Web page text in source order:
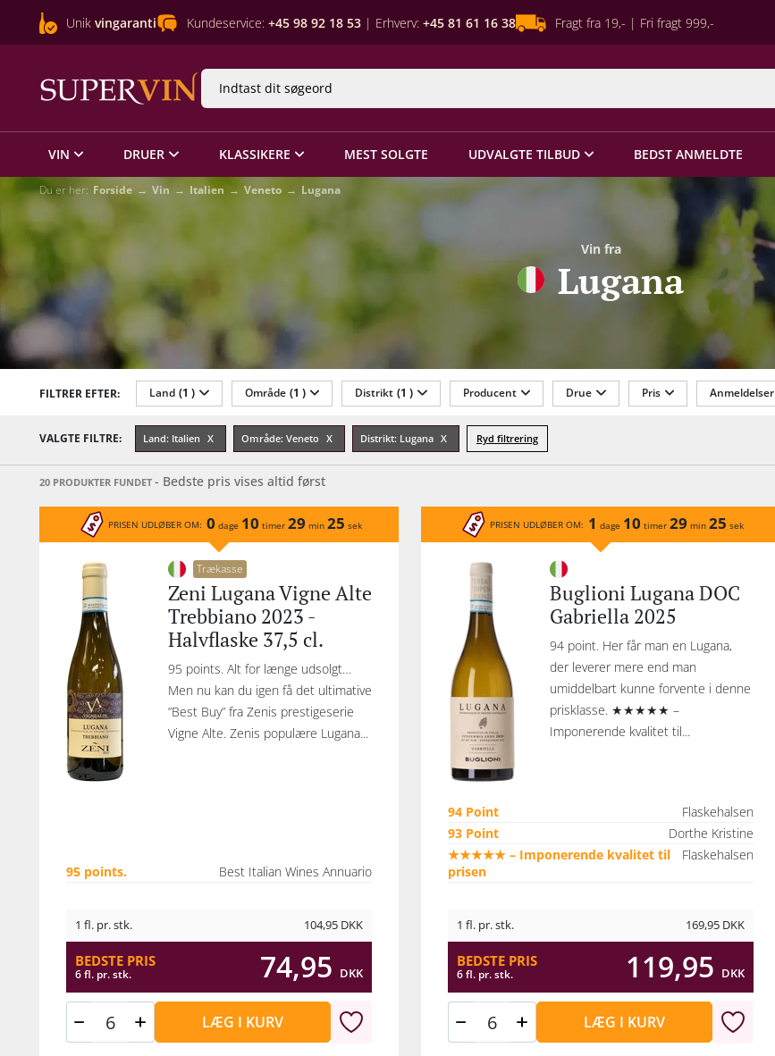
Unik vingaranti Kundeservice: +45 98 92 18 53 | Erhverv: +45 81 61 16 38 Fragt fra 19,- | Fri fragt 999,-
VIN DRUER KLASSIKERE MEST SOLGTE UDVALGTE TILBUD BEDST ANMELDTE
Du er her: Forside Vin Italien Veneto Lugana
Vin fra
Lugana
FILTRER EFTER: Land (1 ) Område (1 ) Distrikt (1 ) Producent Drue Pris Anmeldelser
Årgang Sødmegrad Tannin Lukketype Emballage
VALGTE FILTRE: Land: Italien Område: Veneto Distrikt: Lugana Ryd filtrering
20 PRODUKTER FUNDET - Bedste pris vises altid først
PRISEN UDLØBER OM: 0 dage 10 timer 29 min 25 sek
Trækasse
Zeni Lugana Vigne Alte
Trebbiano 2023 -
Halvflaske 37,5 cl.
95 points. Alt for længe udsolgt…
Men nu kan du igen få det ultimative
”Best Buy” fra Zenis prestigeserie
Vigne Alte. Zenis populære Lugana...
95 points. Best Italian Wines Annuario
1 fl. pr. stk. 104,95 DKK
BEDSTE PRIS
6 fl. pr. stk. 74,95 DKK
LÆG I KURV
PRISEN UDLØBER OM: 1 dage 10 timer 29 min 25 sek
Buglioni Lugana DOC
Gabriella 2025
94 point. Her får man en Lugana,
der leverer mere end man
umiddelbart kunne forvente i denne
prisklasse. ★★★★★ –
Imponerende kvalitet til...
94 Point
Flaskehalsen
93 Point
Dorthe Kristine
★★★★★ – Imponerende kvalitet til
prisen
Flaskehalsen
1 fl. pr. stk. 169,95 DKK
BEDSTE PRIS
6 fl. pr. stk. 119,95 DKK
LÆG I KURV